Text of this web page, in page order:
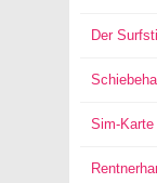
Der
Sim-Karte